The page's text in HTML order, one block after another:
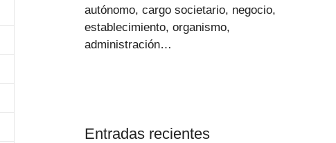
autónomo, cargo societario, negocio,
establecimiento, organismo,
administración…
Entradas recientes